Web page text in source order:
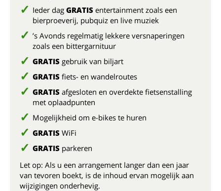
Ieder dag GRATIS entertainment zoals een
bierproeverij, pubquiz en live muziek
’s Avonds regelmatig lekkere versnaperingen
zoals een bittergarnituur
GRATIS gebruik van biljart
GRATIS fiets- en wandelroutes
GRATIS afgesloten en overdekte fietsenstalling
met oplaadpunten
Mogelijkheid om e-bikes te huren
GRATIS WiFi
GRATIS parkeren
Let op: Als u een arrangement langer dan een jaar
van tevoren boekt, is de inhoud ervan mogelijk aan
wijzigingen onderhevig.